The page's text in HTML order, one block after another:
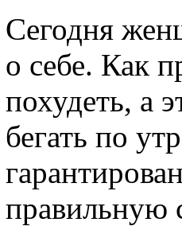
Сегодня
о себе. Как
похудеть, а
бегать по
правильную